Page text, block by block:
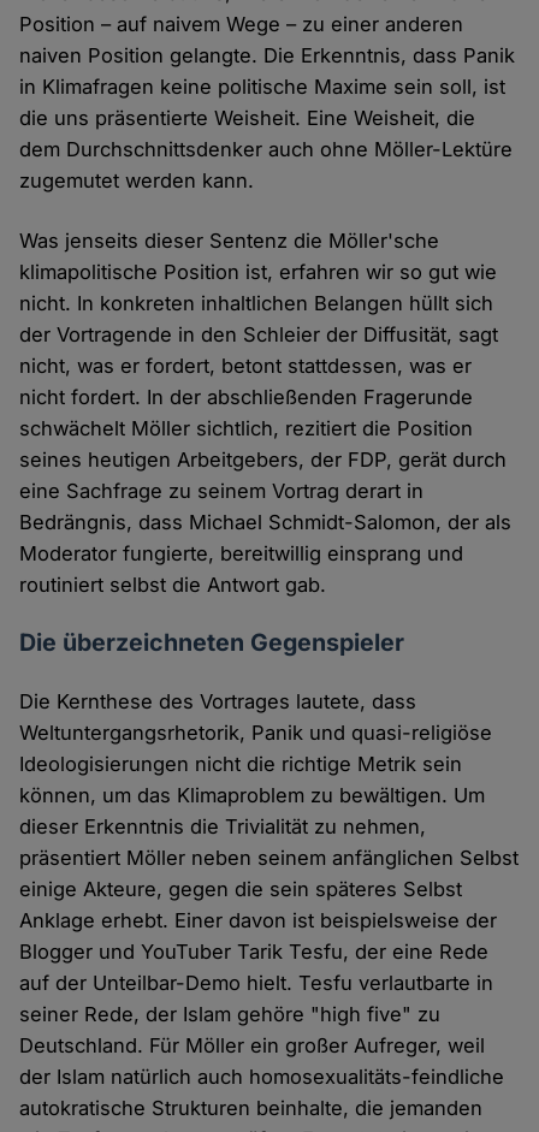
Position – auf naivem Wege – zu einer anderen
naiven Position gelangte. Die Erkenntnis, dass Panik
in Klimafragen keine politische Maxime sein soll, ist
die uns präsentierte Weisheit. Eine Weisheit, die
dem Durchschnittsdenker auch ohne Möller-Lektüre
zugemutet werden kann.
Was jenseits dieser Sentenz die Möller'sche
klimapolitische Position ist, erfahren wir so gut wie
nicht. In konkreten inhaltlichen Belangen hüllt sich
der Vortragende in den Schleier der Diffusität, sagt
nicht, was er fordert, betont stattdessen, was er
nicht fordert. In der abschließenden Fragerunde
schwächelt Möller sichtlich, rezitiert die Position
seines heutigen Arbeitgebers, der FDP, gerät durch
eine Sachfrage zu seinem Vortrag derart in
Bedrängnis, dass Michael Schmidt-Salomon, der als
Moderator fungierte, bereitwillig einsprang und
routiniert selbst die Antwort gab.
Die überzeichneten Gegenspieler
Die Kernthese des Vortrages lautete, dass
Weltuntergangsrhetorik, Panik und quasi-religiöse
Ideologisierungen nicht die richtige Metrik sein
können, um das Klimaproblem zu bewältigen. Um
dieser Erkenntnis die Trivialität zu nehmen,
präsentiert Möller neben seinem anfänglichen Selbst
einige Akteure, gegen die sein späteres Selbst
Anklage erhebt. Einer davon ist beispielsweise der
Blogger und YouTuber Tarik Tesfu, der eine Rede
auf der Unteilbar-Demo hielt. Tesfu verlautbarte in
seiner Rede, der Islam gehöre "high five" zu
Deutschland. Für Möller ein großer Aufreger, weil
der Islam natürlich auch homosexualitäts-feindliche
autokratische Strukturen beinhalte, die jemanden